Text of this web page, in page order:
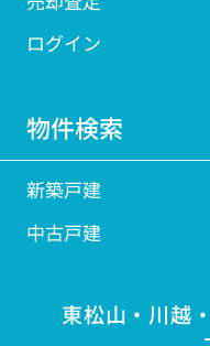
ログイン
物件検索
新築戸建
中古戸建
東松山・川越